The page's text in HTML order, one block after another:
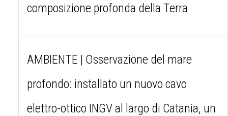
composizione profonda della Terra
AMBIENTE | Osservazione del mare
profondo: installato un nuovo cavo
elettro-ottico INGV al largo di Catania, un